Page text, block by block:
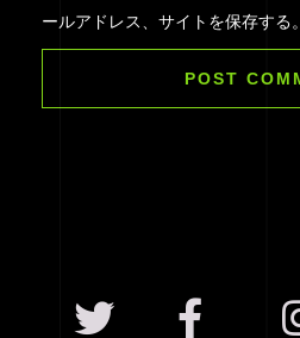
ールアドレス、サイトを保存する。